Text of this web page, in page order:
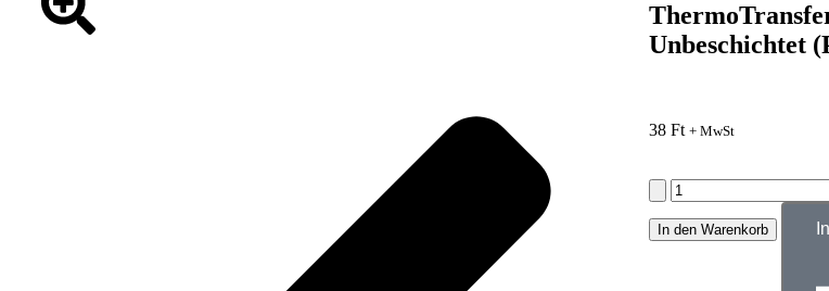
Unbeschichtet
38 Ft + MwSt
In den Warenkorb